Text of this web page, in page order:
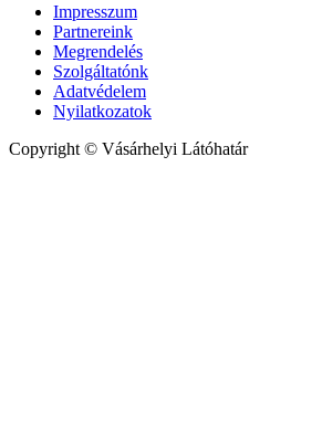
Impresszum
Partnereink
Megrendelés
Szolgáltatónk
Adatvédelem
Nyilatkozatok
Copyright © Vásárhelyi Látóhatár